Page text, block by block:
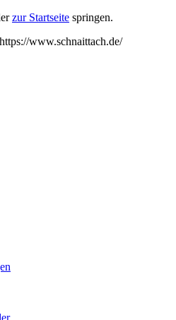
zur Startseite springen.
www.schnaittach.de/